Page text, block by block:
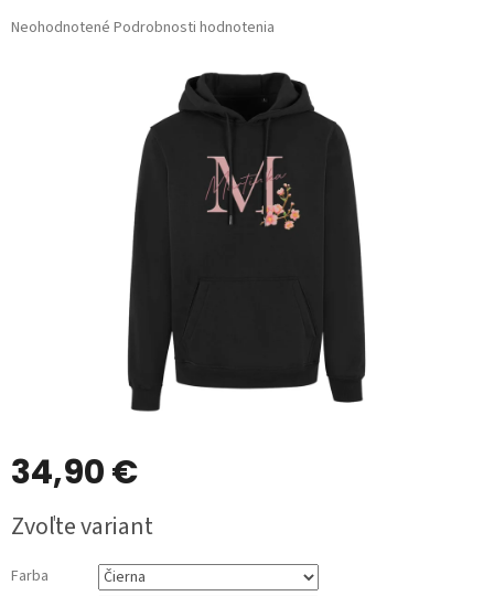
Priemerné
Neohodnotené Podrobnosti hodnotenia
34,90 €
cena:
Zvoľte variant
Farba